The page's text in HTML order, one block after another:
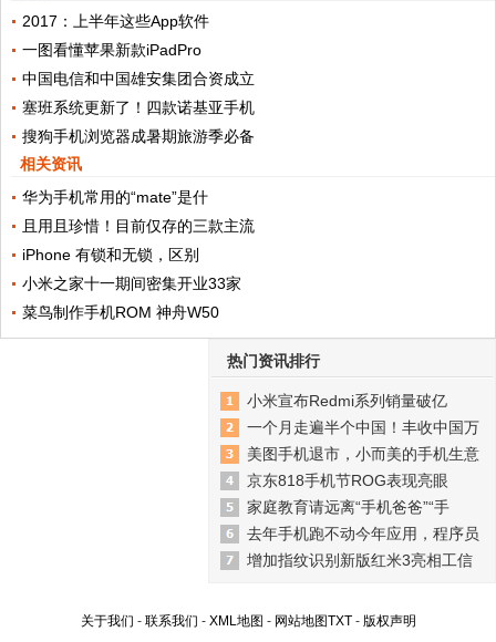
2017：上半年这些App软件
一图看懂苹果新款iPadPro
中国电信和中国雄安集团合资成立
塞班系统更新了！四款诺基亚手机
搜狗手机浏览器成暑期旅游季必备
相关资讯
华为手机常用的“mate”是什
且用且珍惜！目前仅存的三款主流
iPhone 有锁和无锁，区别
小米之家十一期间密集开业33家
菜鸟制作手机ROM 神舟W50
热门资讯排行
小米宣布Redmi系列销量破亿
一个月走遍半个中国！丰收中国万
美图手机退市，小而美的手机生意
京东818手机节ROG表现亮眼
家庭教育请远离“手机爸爸”“手
去年手机跑不动今年应用，程序员
增加指纹识别新版红米3亮相工信
关于我们 - 联系我们 - XML地图 - 网站地图TXT- 版权声明